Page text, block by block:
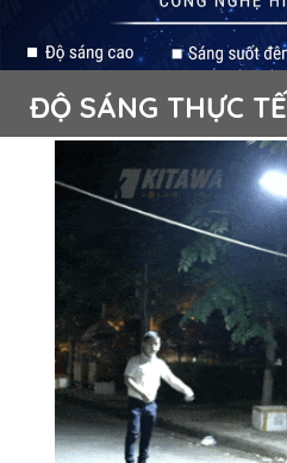
ĐỘ SÁNG THỰC TẾ